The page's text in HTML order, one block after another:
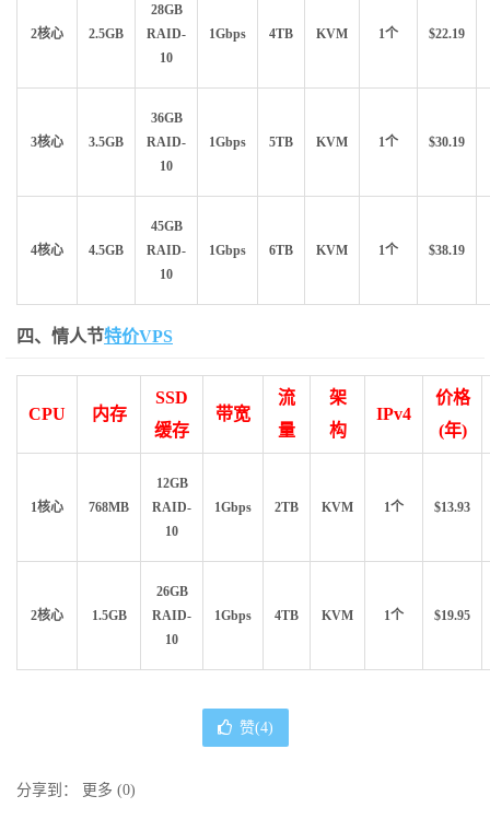
2核心 2.5GB
28GB
RAID-
10
1Gbps 4TB KVM 1个 $22.19
3核心 3.5GB
36GB
RAID-
10
1Gbps 5TB KVM 1个 $30.19
4核心 4.5GB
45GB
RAID-
10
1Gbps 6TB KVM 1个 $38.19
四、情人节特价VPS
CPU 内存
SSD
缓存
带宽
流
量
架
构
IPv4
价格
(年)
1核心 768MB
12GB
RAID-
10
1Gbps 2TB KVM 1个 $13.93
2核心 1.5GB
26GB
RAID-
10
1Gbps 4TB KVM 1个 $19.95
赞(4)
分享到： 更多 (0)